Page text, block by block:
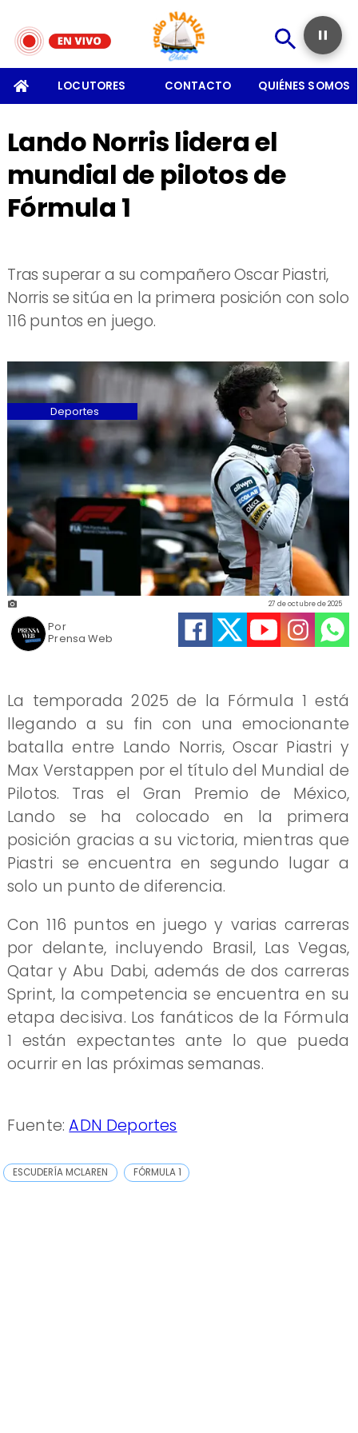
LOCUTORES CONTACTO QUIÉNES SOMOS
Lando Norris lidera el
mundial de pilotos de
Fórmula 1
Tras superar a su compañero Oscar Piastri,
Norris se sitúa en la primera posición con solo
116 puntos en juego.
Prensa Web
27 de octubre de 2025
Deportes
Por
La temporada 2025 de la Fórmula 1 está
llegando a su fin con una emocionante
batalla entre Lando Norris, Oscar Piastri y
Max Verstappen por el título del Mundial de
Pilotos. Tras el Gran Premio de México,
Lando se ha colocado en la primera
posición gracias a su victoria, mientras que
Piastri se encuentra en segundo lugar a
solo un punto de diferencia.
Con 116 puntos en juego y varias carreras
por delante, incluyendo Brasil, Las Vegas,
Qatar y Abu Dabi, además de dos carreras
Sprint, la competencia se encuentra en su
etapa decisiva. Los fanáticos de la Fórmula
1 están expectantes ante lo que pueda
ocurrir en las próximas semanas.
Fuente:ADN Deportes
ESCUDERÍA MCLAREN FÓRMULA 1